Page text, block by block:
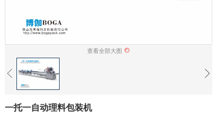
查看全部大图
一托一自动理料包装机